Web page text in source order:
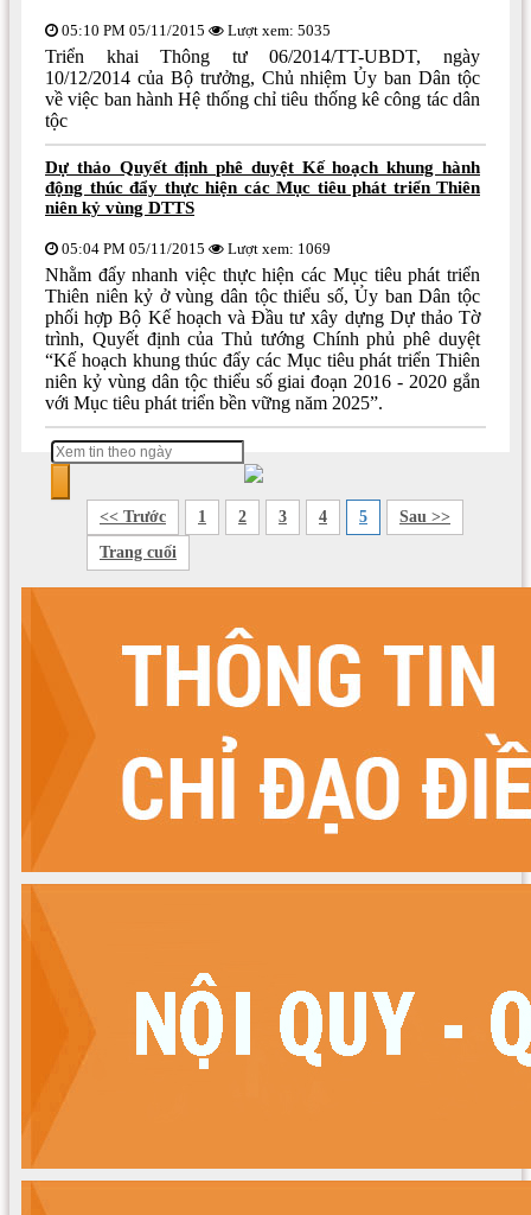
05:10 PM 05/11/2015 Lượt xem: 5035
Triển khai Thông tư 06/2014/TT-UBDT, ngày
10/12/2014 của Bộ trưởng, Chủ nhiệm Ủy ban Dân tộc
về việc ban hành Hệ thống chỉ tiêu thống kê công tác dân
tộc
Dự thảo Quyết định phê duyệt Kế hoạch khung hành
động thúc đẩy thực hiện các Mục tiêu phát triển Thiên
niên kỷ vùng DTTS
05:04 PM 05/11/2015 Lượt xem: 1069
Nhằm đẩy nhanh việc thực hiện các Mục tiêu phát triển
Thiên niên kỷ ở vùng dân tộc thiểu số, Ủy ban Dân tộc
phối hợp Bộ Kế hoạch và Đầu tư xây dựng Dự thảo Tờ
trình, Quyết định của Thủ tướng Chính phủ phê duyệt
“Kế hoạch khung thúc đẩy các Mục tiêu phát triển Thiên
niên kỷ vùng dân tộc thiểu số giai đoạn 2016 - 2020 gắn
với Mục tiêu phát triển bền vững năm 2025”.
<< Trước 1 2 3 4 5
Sau >>
Trang cuối